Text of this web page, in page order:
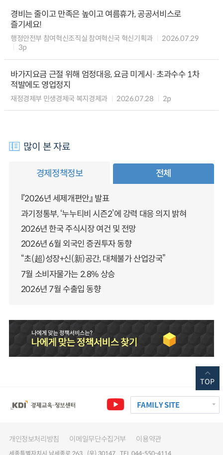
경비는 줄이고 만족은 높이고 여름휴가, 공공서비스로
즐기세요!
행정안전부 참여혁신조직실 참여혁신국 혁신기획과
2026.07.29
3p
바가지요금 근절 위해 엄정대응, 요금 미게시·초과수수 1차
적발에도 영업정지
재정경제부 민생경제국 복지경제과 2026.07.28 2p
많이 본 자료
경제정책정보 전체
『2026년 세제개편안』 발표
과기정통부, ‘누누티비 시즌2’에 강력 대응 의지 밝혀
2026년 한국 주식시장 여건 및 전망
2026년 6월 외국인 증권투자 동향
“초(超)성장+신(新)공간, 대체불가 산업강국”
7월 소비자물가는 2.8% 상승
2026년 7월 수출입 동향
FAMILY SITE
개인정보처리방침 이메일무단수집거부 이용약관
세종특별자치시 남세종로 263 (우) 30147 TEL 044-550-4114
TOP